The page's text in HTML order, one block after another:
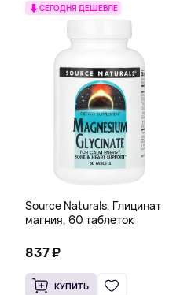
СЕГОДНЯ ДЕШЕВЛЕ
Source Naturals, Глицинат
магния, 60 таблеток
837 ₽
КУПИТЬ